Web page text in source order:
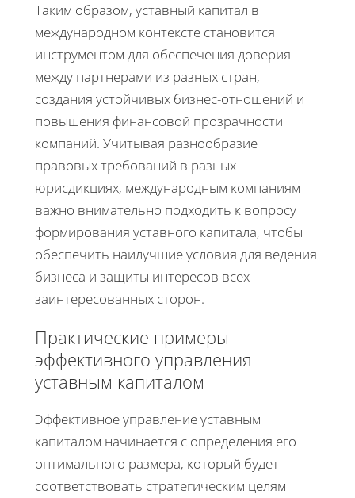
Таким образом, уставный капитал в
международном контексте становится
инструментом для обеспечения доверия
между партнерами из разных стран,
создания устойчивых бизнес-отношений и
повышения финансовой прозрачности
компаний. Учитывая разнообразие
правовых требований в разных
юрисдикциях, международным компаниям
важно внимательно подходить к вопросу
формирования уставного капитала, чтобы
обеспечить наилучшие условия для ведения
бизнеса и защиты интересов всех
заинтересованных сторон.
Практические примеры
эффективного управления
уставным капиталом
Эффективное управление уставным
капиталом начинается с определения его
оптимального размера, который будет
соответствовать стратегическим целям